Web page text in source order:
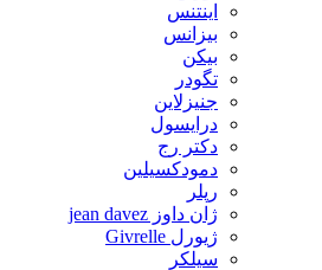
اینتنس
بیزانس
بیکن
تگودر
جنیزلاین
درایسول
دکتر رج
دمودکسیلین
رپلر
ژان داوز jean davez
ژیورل Givrelle
سیلکر